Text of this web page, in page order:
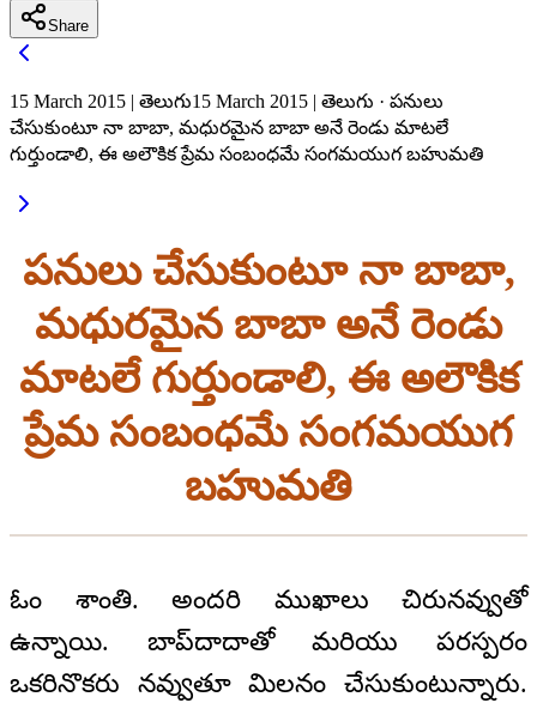
Share
15 March 2015 | తెలుగు15 March 2015 | తెలుగు · పనులు
చేసుకుంటూ నా బాబా, మధురమైన బాబా అనే రెండు మాటలే
గుర్తుండాలి, ఈ అలౌకిక ప్రేమ సంబంధమే సంగమయుగ బహుమతి
పనులు చేసుకుంటూ నా బాబా,
మధురమైన బాబా అనే రెండు
మాటలే గుర్తుండాలి, ఈ అలౌకిక
ప్రేమ సంబంధమే సంగమయుగ
బహుమతి
ఓం శాంతి. అందరి ముఖాలు చిరునవ్వుతో
ఉన్నాయి. బాప్‌దాదాతో మరియు పరస్పరం
ఒకరినొకరు నవ్వుతూ మిలనం చేసుకుంటున్నారు.